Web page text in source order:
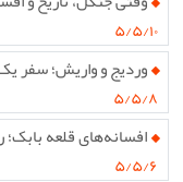
۵/۵/۱۰
وردیج و واریش؛ سفر
۵/۵/۸
افسانه‌های قلعه بابک؛
۵/۵/۶